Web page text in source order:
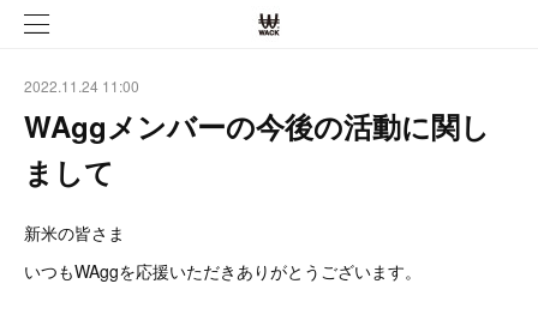
2022.11.24 11:00
WAggメンバーの今後の活動に関し
まして
新米の皆さま
いつもWAggを応援いただきありがとうございます。